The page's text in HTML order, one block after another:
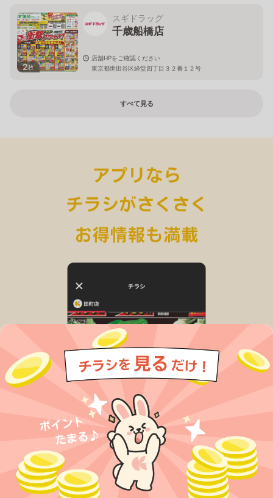
2枚
スギドラッグ
千歳船橋店
店舗HPをご確認ください
東京都世田谷区経堂四丁目３２番１２号
すべて見る